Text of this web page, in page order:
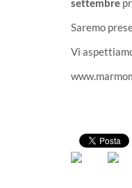
settembre
Saremo
Vi